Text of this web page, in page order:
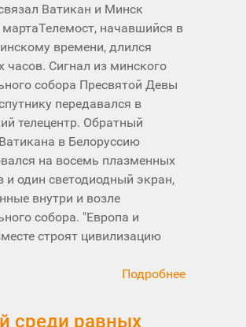
Ватикан и Минск
начавшийся в
времени, длился
часов. Сигнал из минского
собора Пресвятой Девы
передавался в
телецентр. Обратный
в Белоруссию
на восемь плазменных
и один светодиодный экран,
внутри и возле
собора. "Европа и
строят цивилизацию
Подробнее
среди равных